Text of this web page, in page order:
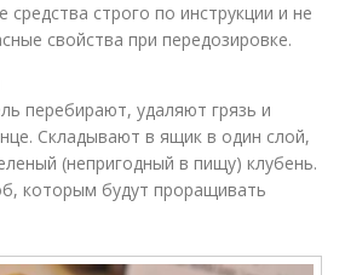
средства строго по инструкции и не
свойства при передозировке.
перебирают, удаляют грязь и
Складывают в ящик в один слой,
(непригодный в пищу) клубень.
которым будут проращивать